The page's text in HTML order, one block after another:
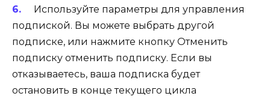
Используйте параметры для управления
подпиской. Вы можете выбрать другой
подписке, или нажмите кнопку Отменить
подписку отменить подписку. Если вы
отказываетесь, ваша подписка будет
остановить в конце текущего цикла